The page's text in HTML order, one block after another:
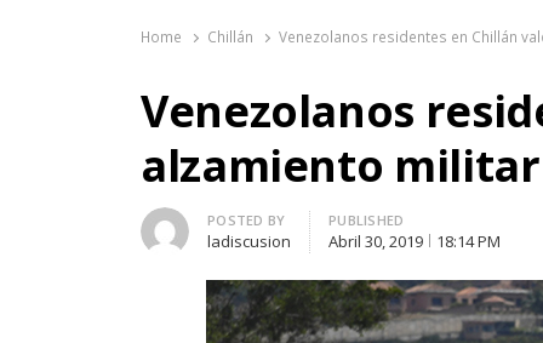
Home Chillán Venezolanos residentes en Chillán
Venezolanos
alzamiento militar
Author
POSTED BY
ladiscusion
PUBLISHED
Abril 30, 2019 18:14 PM